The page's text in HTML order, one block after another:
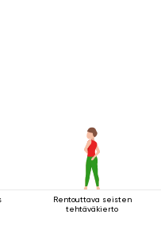
Rentouttava seisten
tehtäväkierto